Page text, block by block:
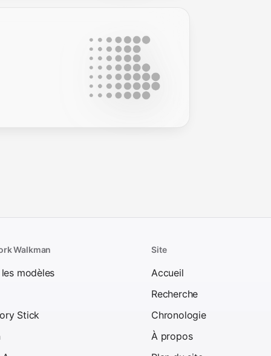
Walkman
modèles
Stick
Site
Accueil
Recherche
Chronologie
À propos